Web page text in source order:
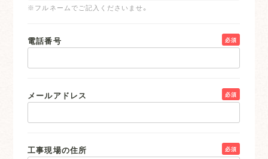
※フルネームでご記入くださいませ。
電話番号 必須
メールアドレス 必須
工事現場の住所 必須